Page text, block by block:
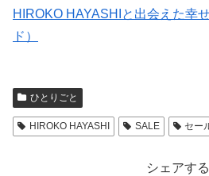
HIROKO HAYASHIと出会えた
ド）
ひとりごと
HIROKO HAYASHI SALE セー
シェアする